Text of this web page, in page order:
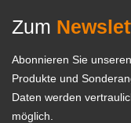
Zum
Abonnieren Sie
Produkte und
Daten werden
möglich.